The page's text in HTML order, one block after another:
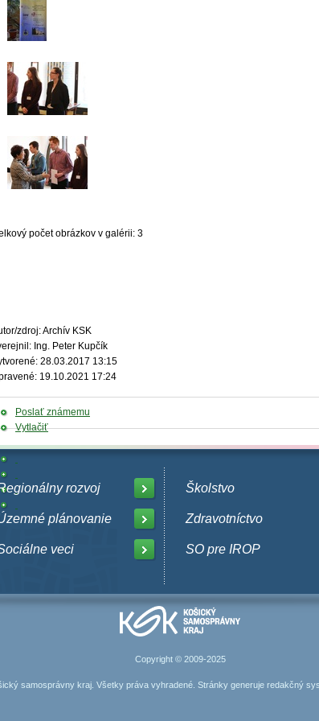
počet obrázkov v galérii: 3
zdroj: Archív KSK
Ing. Peter Kupčík
28.03.2017 13:15
19.10.2021 17:24
Poslať známemu
Vytlačiť
rozvoj
plánovanie
veci
Školstvo
Zdravotníctvo
SO pre IROP
Copyright © 2009-2025
samosprávny kraj. Všetky práva vyhradené. Stránky generuje redakčný